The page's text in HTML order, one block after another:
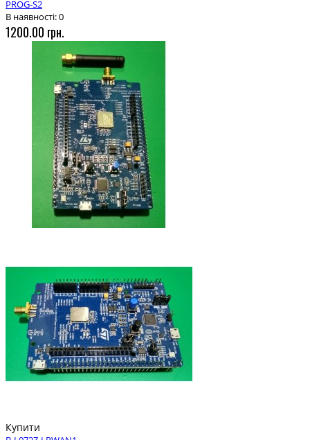
PROG-S2
В наявності: 0
1200.00 грн.
Купити